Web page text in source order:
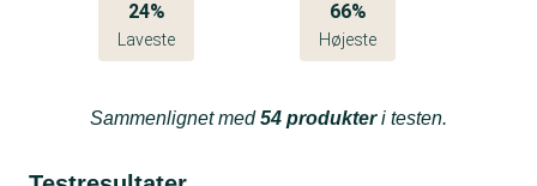
24%
Laveste
66%
Højeste
Sammenlignet med54 produkteri testen.